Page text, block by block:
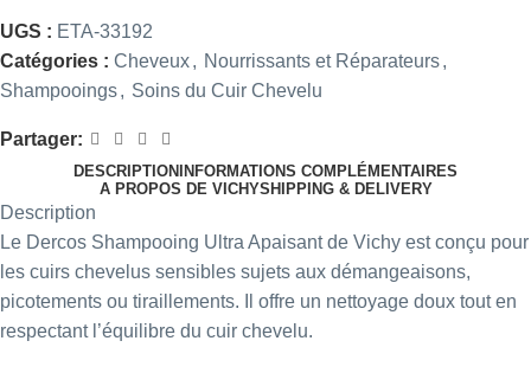
UGS : ETA-33192
Catégories : Cheveux, Nourrissants et Réparateurs,
Shampooings, Soins du Cuir Chevelu
Partager:
DESCRIPTION INFORMATIONS COMPLÉMENTAIRES
A PROPOS DE VICHYSHIPPING & DELIVERY
Description
Le Dercos Shampooing Ultra Apaisant de Vichy est conçu pour
les cuirs chevelus sensibles sujets aux démangeaisons,
picotements ou tiraillements. Il offre un nettoyage doux tout en
respectant l’équilibre du cuir chevelu.